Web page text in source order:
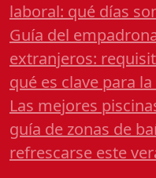
laboral: qué días
Guía del
extranjeros:
qué es clave para
Las mejores
guía de zonas de
refrescarse este